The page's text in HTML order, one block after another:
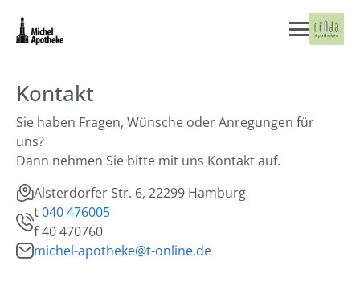
Kontakt
Sie haben Fragen, Wünsche oder Anregungen für
uns?
Dann nehmen Sie bitte mit uns Kontakt auf.
Alsterdorfer Str. 6, 22299 Hamburg
t040 476005
f40 470760
michel-apotheke@t-online.de